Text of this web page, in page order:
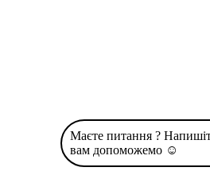
Маєте питання ?
вам допоможемо ☺️